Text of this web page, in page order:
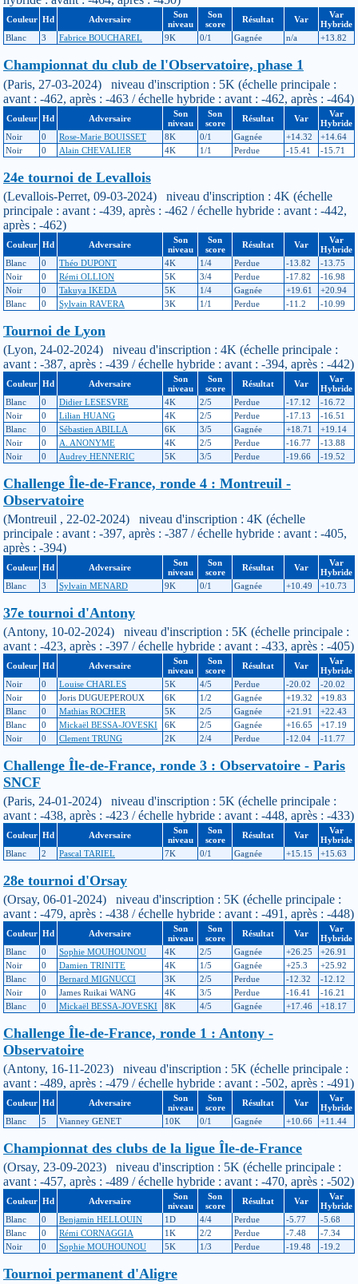
Couleur Hd Adversaire
Son
niveau
Son
score
Résultat Var
Var
Hybride
Blanc
3 Fabrice BOUCHAREL 9K 0/1 Gagnée n/a +13.82
Championnat du club de l'Observatoire, phase 1
(Paris, 27-03-2024) niveau d'inscription : 5K (échelle principale :
avant : -462, après : -463 / échelle hybride : avant : -462, après : -464)
Couleur Hd Adversaire
Son
niveau
Son
score
Résultat Var
Var
Hybride
Noir
0 Rose-Marie BOUISSET 8K 0/1 Gagnée +14.32
+14.64
Noir
0 Alain CHEVALIER 4K 1/1 Perdue -15.41 -15.71
24e tournoi de Levallois
(Levallois-Perret, 09-03-2024) niveau d'inscription : 4K (échelle
principale : avant : -439, après : -462 / échelle hybride : avant : -442,
après : -462)
Couleur Hd Adversaire
Son
niveau
Son
score
Résultat Var
Var
Hybride
Blanc
0 Théo DUPONT 4K 1/4 Perdue -13.82
-13.75
Noir
0 Rémi OLLION 5K 3/4 Perdue -17.82
-16.98
Noir
0 Takuya IKEDA 5K 1/4 Gagnée +19.61
+20.94
Blanc
0 Sylvain RAVERA 3K 1/1 Perdue -11.2 -10.99
Tournoi de Lyon
(Lyon, 24-02-2024) niveau d'inscription : 4K (échelle principale :
avant : -387, après : -439 / échelle hybride : avant : -394, après : -442)
Couleur Hd Adversaire
Son
niveau
Son
score
Résultat Var
Var
Hybride
Blanc
0 Didier LESESVRE 4K 2/5 Perdue -17.12
-16.72
Noir
0 Lilian HUANG 4K 2/5 Perdue -17.13
-16.51
Blanc
0 Sébastien ABILLA 6K 3/5 Gagnée +18.71
+19.14
Noir
0 A. ANONYME 4K 2/5 Perdue -16.77
-13.88
Noir
0 Audrey HENNERIC 5K 3/5 Perdue -19.66 -19.52
Challenge Île-de-France, ronde 4 : Montreuil -
Observatoire
(Montreuil , 22-02-2024) niveau d'inscription : 4K (échelle
principale : avant : -397, après : -387 / échelle hybride : avant : -405,
après : -394)
Couleur Hd Adversaire
Son
niveau
Son
score
Résultat Var
Var
Hybride
Blanc
3 Sylvain MENARD 9K 0/1 Gagnée +10.49 +10.73
37e tournoi d'Antony
(Antony, 10-02-2024) niveau d'inscription : 5K (échelle principale :
avant : -423, après : -397 / échelle hybride : avant : -433, après : -405)
Couleur Hd Adversaire
Son
niveau
Son
score
Résultat Var
Var
Hybride
Noir
0 Louise CHARLES 5K 4/5 Perdue -20.02
-20.02
Noir
0 Joris DUGUEPEROUX 6K 1/2 Gagnée +19.32
+19.83
Blanc
0 Mathias ROCHER 5K 2/5 Gagnée +21.91
+22.43
Blanc
0 Mickaël BESSA-JOVESKI 6K 2/5 Gagnée +16.65
+17.19
Noir
0 Clement TRUNG 2K 2/4 Perdue -12.04 -11.77
Challenge Île-de-France, ronde 3 : Observatoire - Paris
SNCF
(Paris, 24-01-2024) niveau d'inscription : 5K (échelle principale :
avant : -438, après : -423 / échelle hybride : avant : -448, après : -433)
Couleur Hd Adversaire
Son
niveau
Son
score
Résultat Var
Var
Hybride
Blanc
2 Pascal TARIEL 7K 0/1 Gagnée +15.15 +15.63
28e tournoi d'Orsay
(Orsay, 06-01-2024) niveau d'inscription : 5K (échelle principale :
avant : -479, après : -438 / échelle hybride : avant : -491, après : -448)
Couleur Hd Adversaire
Son
niveau
Son
score
Résultat Var
Var
Hybride
Blanc
0 Sophie MOUHOUNOU 4K 2/5 Gagnée +26.25
+26.91
Noir
0 Damien TRINITE 4K 1/5 Gagnée +25.3
+25.92
Blanc
0 Bernard MIGNUCCI 3K 2/5 Perdue -12.32
-12.12
Noir
0 James Ruikai WANG 4K 3/5 Perdue -16.41
-16.21
Blanc
0 Mickaël BESSA-JOVESKI 8K 4/5 Gagnée +17.46 +18.17
Challenge Île-de-France, ronde 1 : Antony -
Observatoire
(Antony, 16-11-2023) niveau d'inscription : 5K (échelle principale :
avant : -489, après : -479 / échelle hybride : avant : -502, après : -491)
Couleur Hd Adversaire
Son
niveau
Son
score
Résultat Var
Var
Hybride
Blanc
5 Vianney GENET 10K 0/1 Gagnée +10.66 +11.44
Championnat des clubs de la ligue Île-de-France
(Orsay, 23-09-2023) niveau d'inscription : 5K (échelle principale :
avant : -457, après : -489 / échelle hybride : avant : -470, après : -502)
Couleur Hd Adversaire
Son
niveau
Son
score
Résultat Var
Var
Hybride
Blanc
0 Benjamin HELLOUIN 1D 4/4 Perdue -5.77
-5.68
Blanc
0 Rémi CORNAGGIA 1K 2/2 Perdue -7.48
-7.34
Noir
0 Sophie MOUHOUNOU 5K 1/3 Perdue -19.48 -19.2
Tournoi permanent d'Aligre